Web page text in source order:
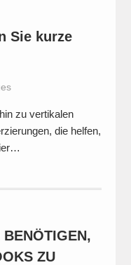
Sie kurze
zu vertikalen
die helfen,
ZU